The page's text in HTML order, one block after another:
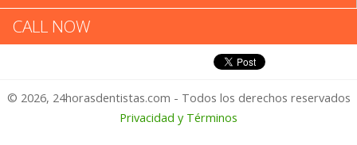
Christopher Tadeosz Pawelek:
Califica tu Experiencia
1 – No Feliz
CALL NOW
© 2026, 24horasdentistas.com - Todos los derechos reservados
Privacidad y Términos